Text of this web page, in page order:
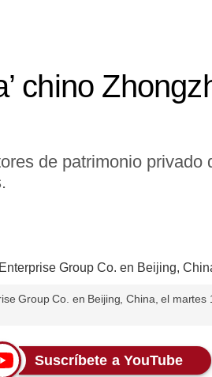
chino
de patrimonio
Group Co. en Beijing, China, el martes
Suscríbete a YouTube